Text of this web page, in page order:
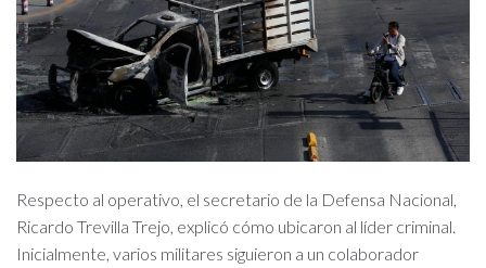
Respecto al operativo, el secretario de la Defensa Nacional,
Ricardo Trevilla Trejo, explicó cómo ubicaron al líder criminal.
Inicialmente, varios militares siguieron a un colaborador